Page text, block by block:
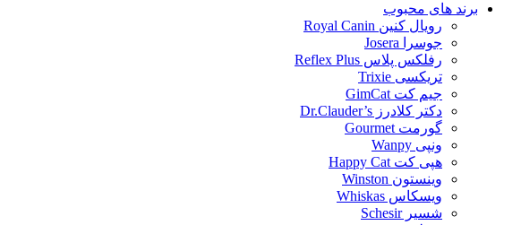
برند های محبوب
رویال کنین Royal Canin
جوسرا Josera
رفلکس پلاس Reflex Plus
تریکسی Trixie
جیم کت GimCat
دکتر کلادرز Dr.Clauder’s
گورمت Gourmet
ونپی Wanpy
هپی کت Happy Cat
وینستون Winston
ویسکاس Whiskas
شسیر Schesir